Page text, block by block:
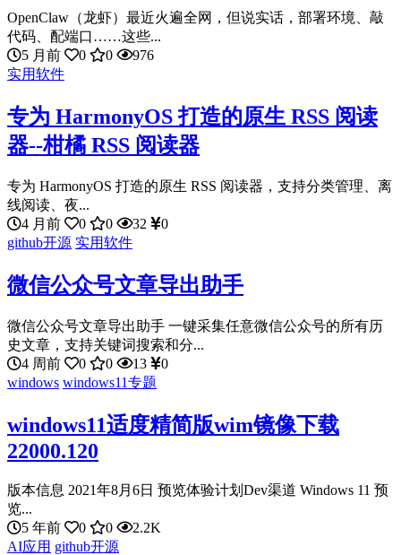
OpenClaw（龙虾）最近火遍全网，但说实话，部署环境、敲
代码、配端口……这些...
5 月前
0 0
976
实用软件
专为 HarmonyOS 打造的原生 RSS 阅读
器--柑橘 RSS 阅读器
专为 HarmonyOS 打造的原生 RSS 阅读器，支持分类管理、离
线阅读、夜...
4 月前
0 0 32
0
github开源 实用软件
微信公众号文章导出助手
微信公众号文章导出助手 一键采集任意微信公众号的所有历
史文章，支持关键词搜索和分...
4 周前
0 0 13
0
windows windows11专题
windows11适度精简版wim镜像下载
22000.120
版本信息 2021年8月6日 预览体验计划Dev渠道 Windows 11 预
览...
5 年前
0 0
2.2K
AI应用 github开源